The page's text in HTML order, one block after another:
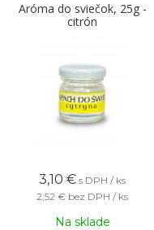
Aróma do sviečok, 25g -
citrón
3,10 € s DPH / ks
2,52 € bez DPH / ks
Na sklade